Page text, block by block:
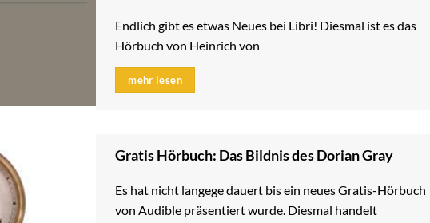
Endlich gibt es etwas Neues bei Libri! Diesmal ist es das
Hörbuch von Heinrich von
mehr lesen
Gratis Hörbuch: Das Bildnis des Dorian Gray
Es hat nicht langege dauert bis ein neues Gratis-Hörbuch
von Audible präsentiert wurde. Diesmal handelt